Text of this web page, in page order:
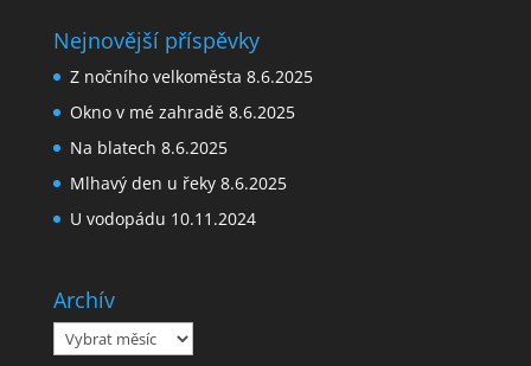
Nejnovější příspěvky
Z nočního velkoměsta 8.6.2025
Okno v mé zahradě 8.6.2025
Na blatech 8.6.2025
Mlhavý den u řeky 8.6.2025
U vodopádu 10.11.2024
Archív
Archív